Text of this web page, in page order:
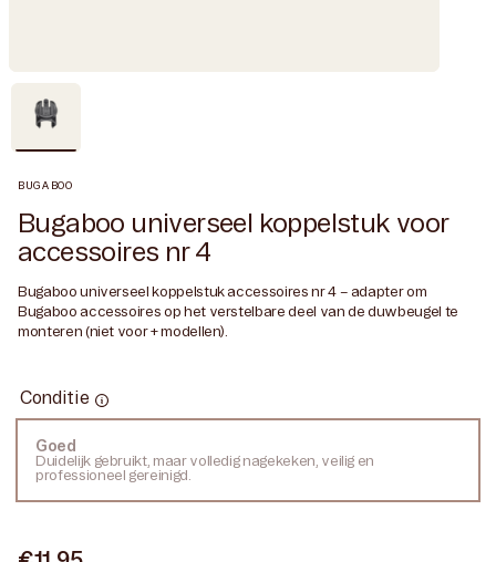
BUGABOO
Bugaboo universeel koppelstuk voor
accessoires nr 4
Bugaboo universeel koppelstuk accessoires nr 4 – adapter om
Bugaboo accessoires op het verstelbare deel van de duwbeugel te
monteren (niet voor + modellen).
Conditie Conditie
Goed
Variant
uitverkocht
niet
Duidelijk gebruikt, maar volledig nagekeken, veilig en
professioneel gereinigd.